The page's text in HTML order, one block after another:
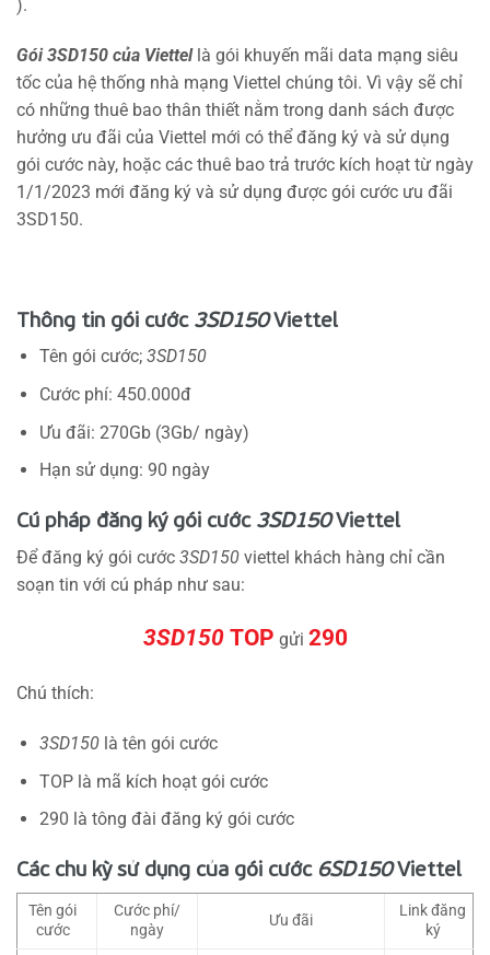
).
Gói 3SD150 của Viettellà gói khuyến mãi data mạng siêu
tốc của hệ thống nhà mạng Viettel chúng tôi. Vì vậy sẽ chỉ
có những thuê bao thân thiết nằm trong danh sách được
hưởng ưu đãi của Viettel mới có thể đăng ký và sử dụng
gói cước này, hoặc các thuê bao trả trước kích hoạt từ ngày
1/1/2023 mới đăng ký và sử dụng được gói cước ưu đãi
3SD150.
Thông tin gói cước 3SD150 Viettel
Tên gói cước; 3SD150
Cước phí: 450.000đ
Ưu đãi: 270Gb (3Gb/ ngày)
Hạn sử dụng: 90 ngày
Cú pháp đăng ký gói cước 3SD150Viettel
Để đăng ký gói cước 3SD150 viettel khách hàng chỉ cần
soạn tin với cú pháp như sau:
3SD150 TOP gửi 290
Chú thích:
3SD150 là tên gói cước
TOP là mã kích hoạt gói cước
290 là tông đài đăng ký gói cước
Các chu kỳ sử dụng của gói cước 6SD150Viettel
Tên gói
cước
Cước phí/
ngày
Ưu đãi
Link đăng
ký